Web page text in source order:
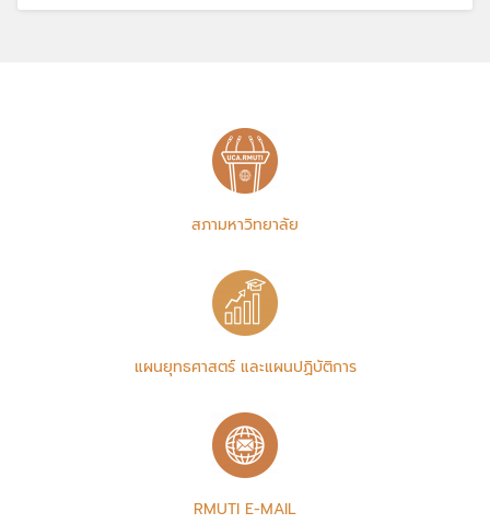
สภามหาวิทยาลัย
แผนยุทธศาสตร์ และแผนปฏิบัติการ
RMUTI E-MAIL